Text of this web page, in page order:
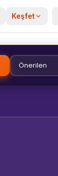
Keşfet